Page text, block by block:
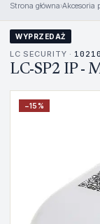
Strona główna›Akcesoria
WYPRZEDAŻ
LC SECURITY · 10210
LC-SP2 IP -
−15%